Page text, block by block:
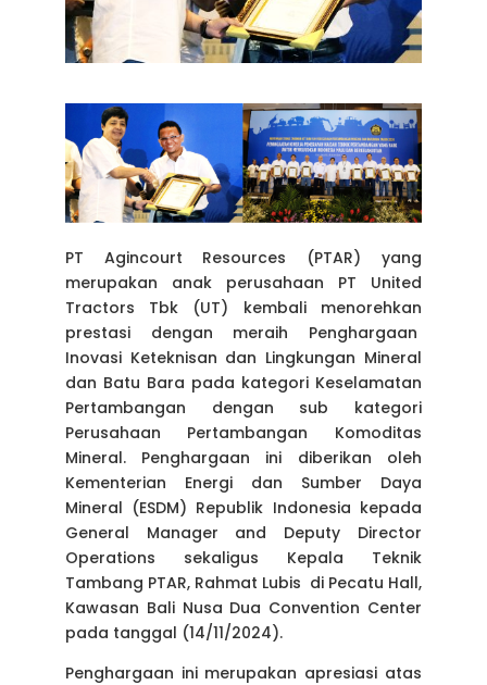
PT Agincourt Resources (PTAR) yang
merupakan anak perusahaan PT United
Tractors Tbk (UT) kembali menorehkan
prestasi dengan meraih Penghargaan
Inovasi Keteknisan dan Lingkungan Mineral
dan Batu Bara pada kategori Keselamatan
Pertambangan dengan sub kategori
Perusahaan Pertambangan Komoditas
Mineral. Penghargaan ini diberikan oleh
Kementerian Energi dan Sumber Daya
Mineral (ESDM) Republik Indonesia kepada
General Manager and Deputy Director
Operations sekaligus Kepala Teknik
Tambang PTAR, Rahmat Lubis di Pecatu Hall,
Kawasan Bali Nusa Dua Convention Center
pada tanggal (14/11/2024).
Penghargaan ini merupakan apresiasi atas